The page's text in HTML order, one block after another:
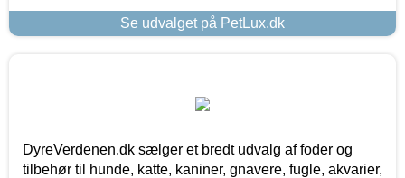
Se udvalget på PetLux.dk
DyreVerdenen.dk sælger et bredt udvalg af foder og
tilbehør til hunde, katte, kaniner, gnavere, fugle, akvarier,